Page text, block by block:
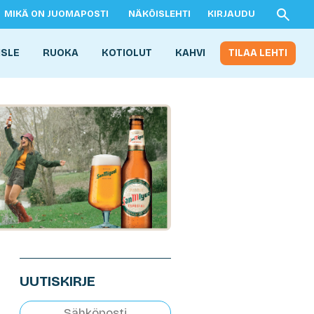
MIKÄ ON JUOMAPOSTI NÄKÖISLEHTI KIRJAUDU
RUOKA KOTIOLUT KAHVI TILAA LEHTI
UUTISKIRJE